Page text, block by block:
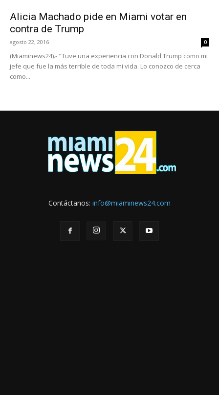
Alicia Machado pide en Miami votar en
contra de Trump
agosto 22, 2016 0
(Miaminews24).- "Tuve una experiencia con Donald Trump como mi
jefe que fue la más terrible de toda mi vida. Lo conozco de cerca
como...
Contáctanos: info@miaminews24.com